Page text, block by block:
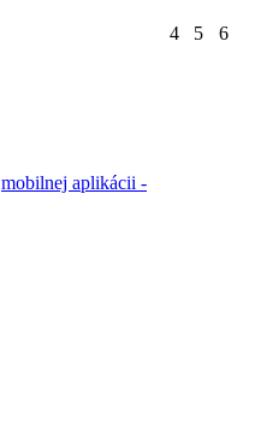
4 5
6
mobilnej aplikácii -